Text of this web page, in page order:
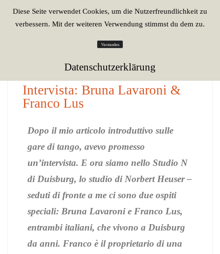
ALLGEMEIN
6. Juli 2025
Intervista: Bruna Lavaroni &
Franco Lus
Dopo il mio articolo introduttivo sulle
gare di tango, avevo promesso
un’intervista. E ora siamo nello Studio N
di Duisburg, lo studio di Norbert Heuser –
seduti di fronte a me ci sono due ospiti
speciali: Bruna Lavaroni e Franco Lus,
entrambi italiani, che vivono a Duisburg
da anni. Franco è il proprietario di una
Diese Seite verwendet Cookies, um die Nutzerfreundlichkeit zu
verbessern. Mit der weiteren Verwendung stimmst du dem zu.
Verstanden
Datenschutzerklärung